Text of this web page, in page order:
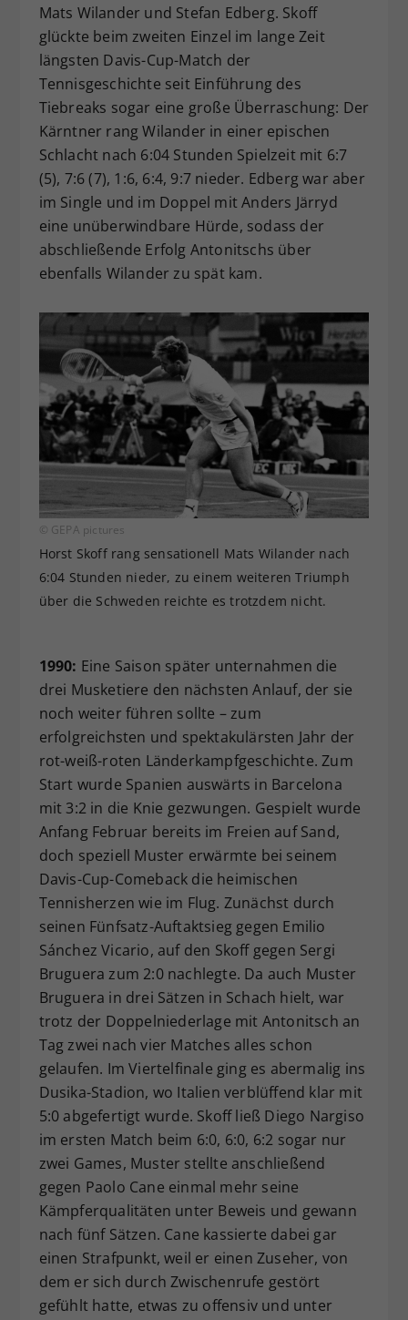
Mats Wilander und Stefan Edberg. Skoff
glückte beim zweiten Einzel im lange Zeit
längsten Davis-Cup-Match der
Tennisgeschichte seit Einführung des
Tiebreaks sogar eine große Überraschung: Der
Kärntner rang Wilander in einer epischen
Schlacht nach 6:04 Stunden Spielzeit mit 6:7
(5), 7:6 (7), 1:6, 6:4, 9:7 nieder. Edberg war aber
im Single und im Doppel mit Anders Järryd
eine unüberwindbare Hürde, sodass der
abschließende Erfolg Antonitschs über
ebenfalls Wilander zu spät kam.
© GEPA pictures
Horst Skoff rang sensationell Mats Wilander nach
6:04 Stunden nieder, zu einem weiteren Triumph
über die Schweden reichte es trotzdem nicht.
1990: Eine Saison später unternahmen die
drei Musketiere den nächsten Anlauf, der sie
noch weiter führen sollte – zum
erfolgreichsten und spektakulärsten Jahr der
rot-weiß-roten Länderkampfgeschichte. Zum
Start wurde Spanien auswärts in Barcelona
mit 3:2 in die Knie gezwungen. Gespielt wurde
Anfang Februar bereits im Freien auf Sand,
doch speziell Muster erwärmte bei seinem
Davis-Cup-Comeback die heimischen
Tennisherzen wie im Flug. Zunächst durch
seinen Fünfsatz-Auftaktsieg gegen Emilio
Sánchez Vicario, auf den Skoff gegen Sergi
Bruguera zum 2:0 nachlegte. Da auch Muster
Bruguera in drei Sätzen in Schach hielt, war
trotz der Doppelniederlage mit Antonitsch an
Tag zwei nach vier Matches alles schon
gelaufen. Im Viertelfinale ging es abermalig ins
Dusika-Stadion, wo Italien verblüffend klar mit
5:0 abgefertigt wurde. Skoff ließ Diego Nargiso
im ersten Match beim 6:0, 6:0, 6:2 sogar nur
zwei Games, Muster stellte anschließend
gegen Paolo Cane einmal mehr seine
Kämpferqualitäten unter Beweis und gewann
nach fünf Sätzen. Cane kassierte dabei gar
einen Strafpunkt, weil er einen Zuseher, von
dem er sich durch Zwischenrufe gestört
gefühlt hatte, etwas zu offensiv und unter